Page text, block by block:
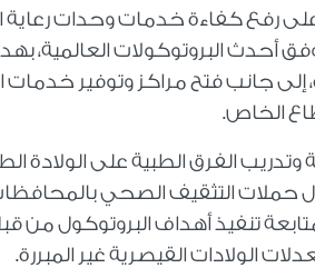
رفع كفاءة خدمات وحدات رعاية
أحدث البروتوكولات العالمية،
جانب فتح مراكز وتوفير خدمات
الخاص.
الفرق الطبية على الولادة
حملات التثقيف الصحي
تنفيذ أهداف البروتوكول من
الولادات القيصرية غير المبررة.